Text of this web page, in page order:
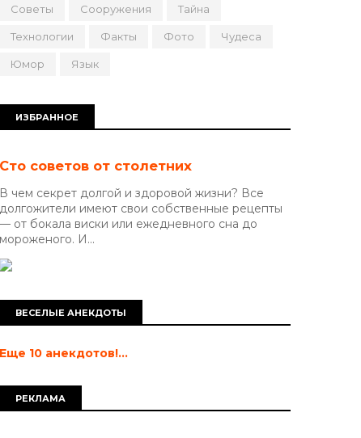
Советы Сооружения Тайна
Технологии Факты Фото Чудеса
Юмор Язык
ИЗБРАННОЕ
Сто советов от столетних
В чем секрет долгой и здоровой жизни? Все
долгожители имеют свои собственные рецепты
— от бокала виски или ежедневного сна до
мороженого. И...
ВЕСЕЛЫЕ АНЕКДОТЫ
Еще 10 анекдотов!...
РЕКЛАМА